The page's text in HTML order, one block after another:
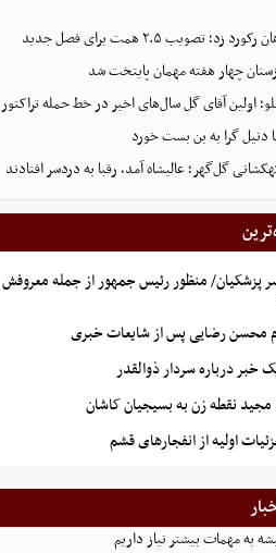
زد؛ تصویب ۲.۵ همت برای فصل جدید
چهار هفته مهمان پایتخت شد
اولین آقای گل سال‌های اخیر در خط حمله تراکتور
دنیل گرا به بن بست خورد
گل‌گهر؛ عالیشاه آمد، رقبا به دردسر افتادند
پزشکیان/ منظور رئیس جمهور از جمله معروفش
محسن رضایی پس از شایعات خبری
خبر درباره سردار ذوالقدر
مجید نقطه زن به بسیجیان کاشان
اولیه از انفجارهای قشم
به مهمات بیشتر نیاز داریم